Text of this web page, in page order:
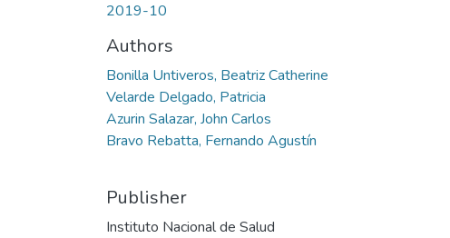
2019-10
Authors
Bonilla Untiveros, Beatriz Catherine
Velarde Delgado, Patricia
Azurin Salazar, John Carlos
Bravo Rebatta, Fernando Agustín
Publisher
Instituto Nacional de Salud